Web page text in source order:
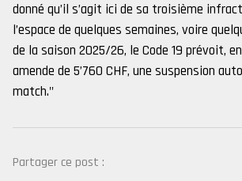
donné qu’il s’agit ici de sa troisième
l’espace de quelques semaines, voire
de la saison 2025/26, le Code 19 prévoit,
amende de 5’760 CHF, une suspension
match."
Partager ce post :